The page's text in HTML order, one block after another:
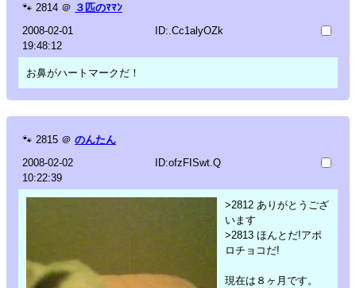
🐾 2814 ＠ ３匹のﾏﾏﾝ
2008-02-01
19:48:12
ID:.Cc1alyOZk
お鼻がハートマークだ！
🐾 2815 ＠ のんたん
2008-02-02
10:22:39
ID:ofzFISwt.Q
>2812 ありがとうござ
います
>2813 ほんとだ!アポ
ロチョコだ!
現在は８ヶ月です。